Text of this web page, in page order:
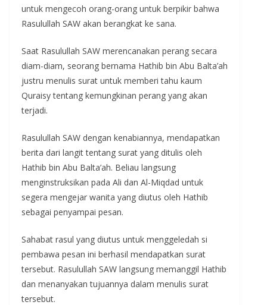
untuk mengecoh orang-orang untuk berpikir bahwa
Rasulullah SAW akan berangkat ke sana.
Saat Rasulullah SAW merencanakan perang secara
diam-diam, seorang bernama Hathib bin Abu Balta’ah
justru menulis surat untuk memberi tahu kaum
Quraisy tentang kemungkinan perang yang akan
terjadi.
Rasulullah SAW dengan kenabiannya, mendapatkan
berita dari langit tentang surat yang ditulis oleh
Hathib bin Abu Balta’ah. Beliau langsung
menginstruksikan pada Ali dan Al-Miqdad untuk
segera mengejar wanita yang diutus oleh Hathib
sebagai penyampai pesan.
Sahabat rasul yang diutus untuk menggeledah si
pembawa pesan ini berhasil mendapatkan surat
tersebut. Rasulullah SAW langsung memanggil Hathib
dan menanyakan tujuannya dalam menulis surat
tersebut.